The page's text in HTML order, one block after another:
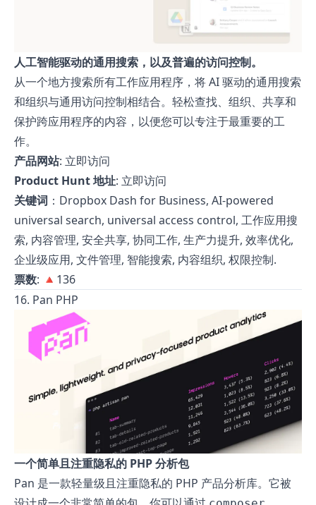
人工智能驱动的通用搜索，以及普遍的访问控制。
从一个地方搜索所有工作应用程序，将 AI 驱动的通用搜索
和组织与通用访问控制相结合。轻松查找、组织、共享和
保护跨应用程序的内容，以便您可以专注于最重要的工
作。
产品网站: 立即访问
Product Hunt 地址: 立即访问
关键词 ：Dropbox Dash for Business, AI-powered
universal search, universal access control, 工作应用搜
索, 内容管理, 安全共享, 协同工作, 生产力提升, 效率优化,
企业级应用, 文件管理, 智能搜索, 内容组织, 权限控制.
票数: 🔺136
16. Pan PHP
一个简单且注重隐私的 PHP 分析包
Pan 是一款轻量级且注重隐私的 PHP 产品分析库。它被